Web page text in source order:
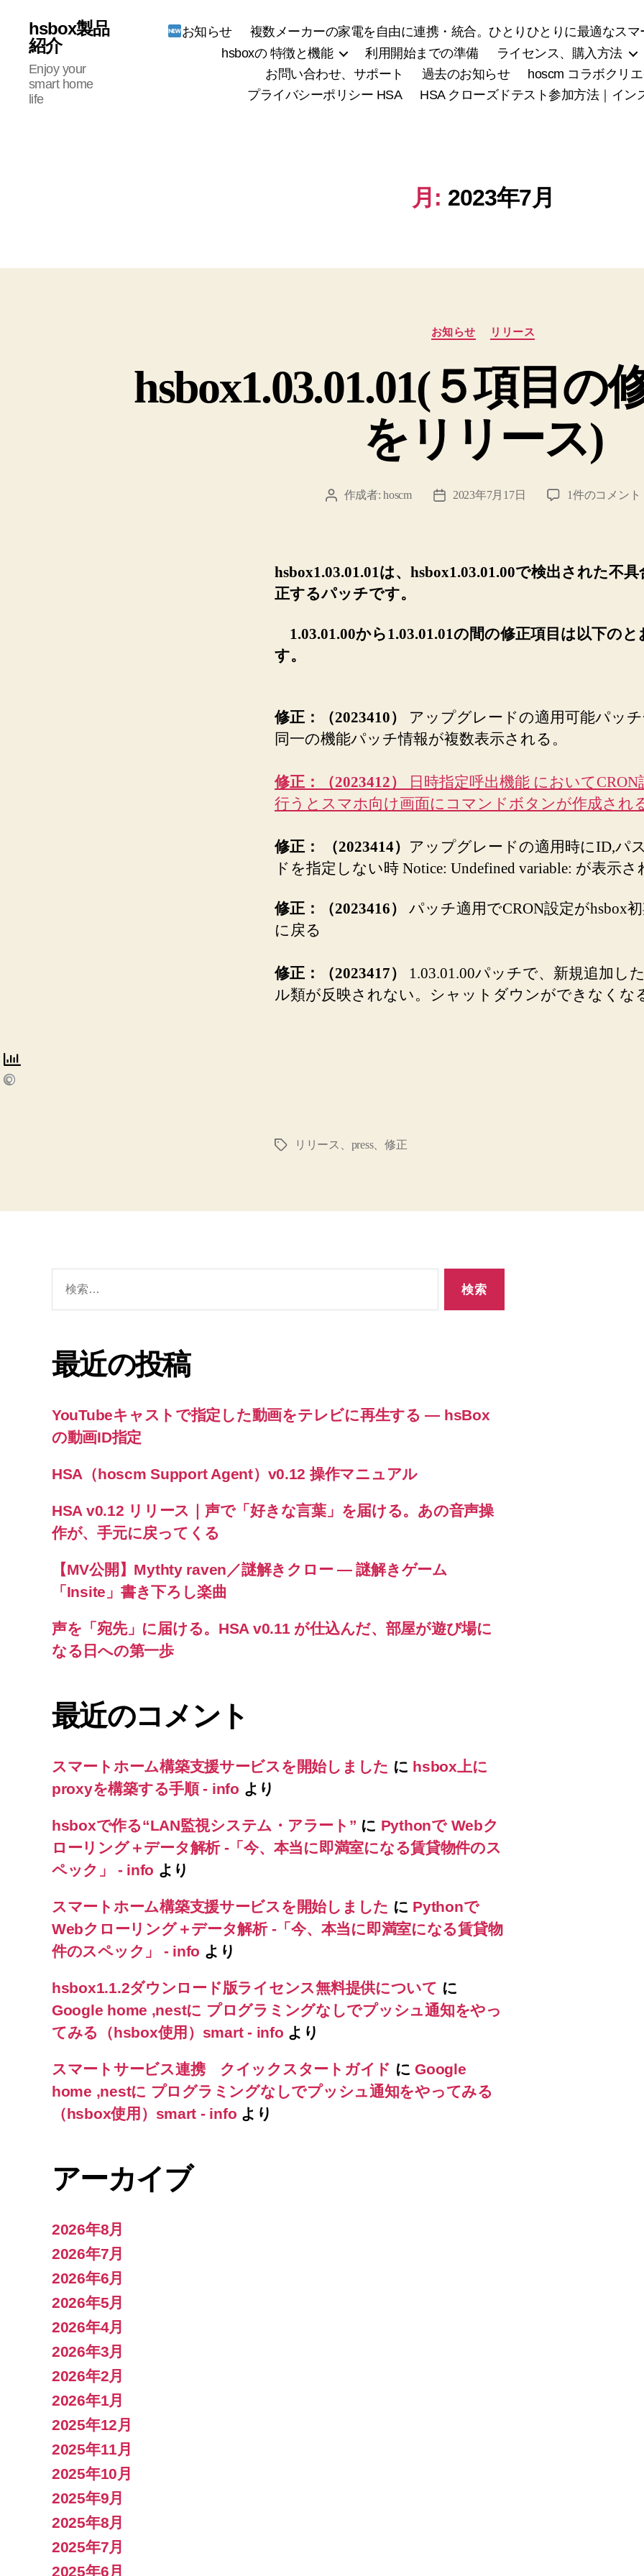
hsbox製品
紹介
Enjoy your
smart home
life
お知らせ
複数メーカーの家電を自由に連携・統合。ひとりひとりに最適なスマ
hsboxの 特徴と機能
利用開始までの準備 ライセンス、購入方法
お問い合わせ、サポート
過去のお知らせ
hoscm コラボクリ
プライバシーポリシー HSA
HSA クローズドテスト参加方法｜イ
月: 2023年7月
カ
テ
リ
ー
お知らせ リリース
hsbox1.03.01.01(５項目の
をリリース)
投 作成者:hoscm
投
2023年7月17日
hsbox1.03.01.01(
修
正
チ
ス)
1件のコメント
hsbox1.03.01.01は、hsbox1.03.01.00で検出された不
正するパッチです。
1.03.01.00から1.03.01.01の間の修正項目は以下の
す。
修正：（2023410） アップグレードの適用可能パッ
同一の機能パッチ情報が複数表示される。
修正：（2023412）
日時指定呼出機能 においてCRON
行うとスマホ向け画面にコマンドボタンが作成され
修正： （2023414） アップグレードの適用時にID,パ
ドを指定しない時 Notice: Undefined variable: が表示さ
修正：（2023416） パッチ適用でCRON設定がhsbox
に戻る
修正：（2023417）
1.03.01.00パッチで、新規追加し
ル類が反映されない。シャットダウンができなくな
タ
リリース、press、修正
最近の投稿
YouTubeキャストで指定した動画をテレビに再生する ― hsBox
の動画ID指定
HSA（hoscm Support Agent）v0.12 操作マニュアル
HSA v0.12 リリース｜声で「好きな言葉」を届ける。あの音声操
作が、手元に戻ってくる
【MV公開】Mythty raven／謎解きクロー — 謎解きゲーム
「Insite」書き下ろし楽曲
声を「宛先」に届ける。HSA v0.11 が仕込んだ、部屋が遊び場に
なる日への第一歩
最近のコメント
スマートホーム構築支援サービスを開始しました に hsbox上に
proxyを構築する手順 - info より
hsboxで作る“LAN監視システム・アラート” に Pythonで Webク
ローリング＋データ解析 -「今、本当に即満室になる賃貸物件のス
ペック」 - info より
スマートホーム構築支援サービスを開始しました に Pythonで
Webクローリング＋データ解析 -「今、本当に即満室になる賃貸物
件のスペック」 - info より
hsbox1.1.2ダウンロード版ライセンス無料提供について に
Google home ,nestに プログラミングなしでプッシュ通知をやっ
てみる（hsbox使用）smart - info より
スマートサービス連携 クイックスタートガイド にGoogle
home ,nestに プログラミングなしでプッシュ通知をやってみる
（hsbox使用）smart - info より
アーカイブ
2026年8月
2026年7月
2026年6月
2026年5月
2026年4月
2026年3月
2026年2月
2026年1月
2025年12月
2025年11月
2025年10月
2025年9月
2025年8月
2025年7月
2025年6月